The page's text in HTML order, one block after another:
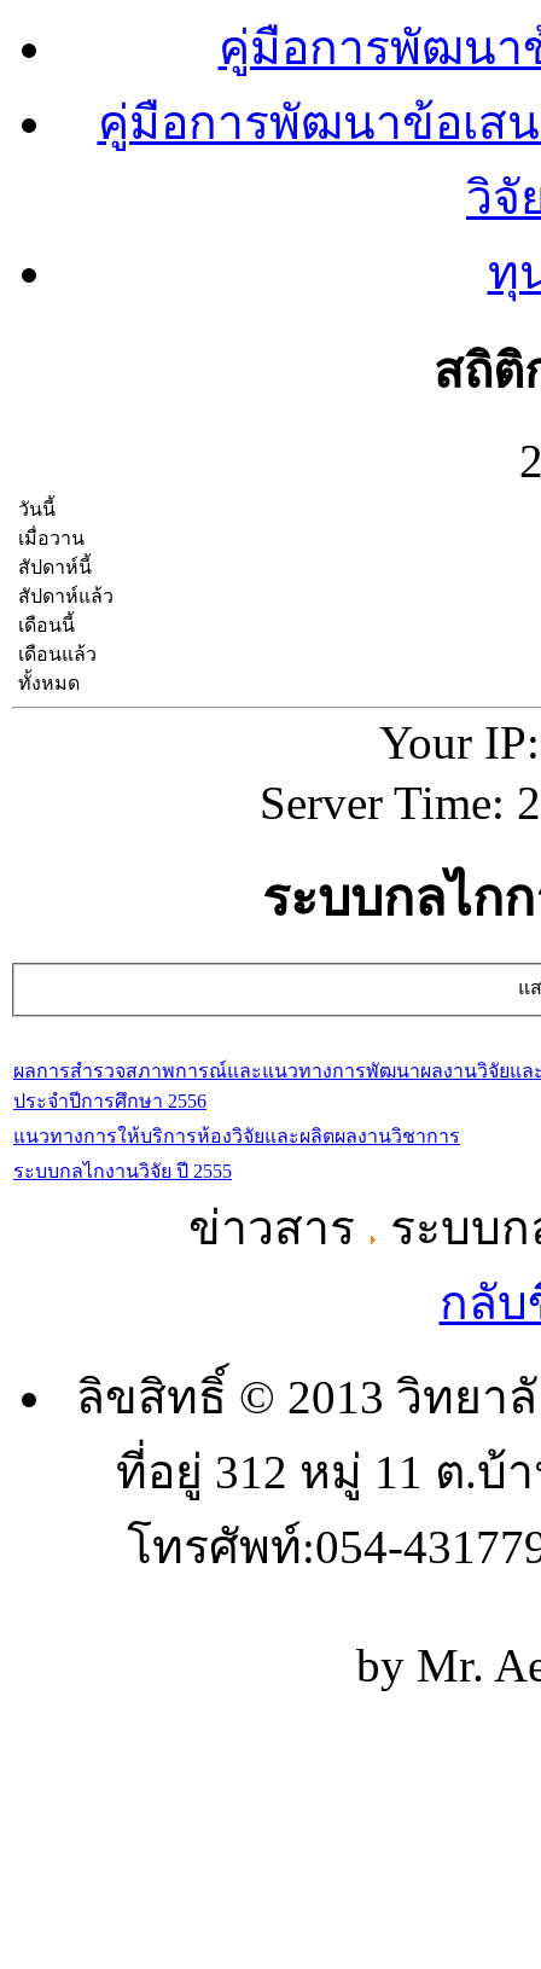
คู่มือการพัฒนา
คู่มือการพัฒนาข้อเสน
วิจั
ทุ
สถิติ
วันนี้
เมื่อวาน
สัปดาห์นี้
สัปดาห์แล้ว
เดือนนี้
เดือนแล้ว
ทั้งหมด
Your
Server Time:
ระบบกลไก
แ
ผลการสำรวจสภาพการณ์และแนวทางการพัฒนาผลงานวิจัยแ
ประจำปีการศึกษา 2556
แนวทางการให้บริการห้องวิจัยและผลิตผลงานวิชาการ
ระบบกลไกงานวิจัย ปี 2555
ข่าวสาร
ระบบ
กลั
ลิขสิทธิ์ © 2013 วิทยา
ที่อยู่ 312 หมู่ 11 ต.บ้
โทรศัพท์:054-
by Mr.